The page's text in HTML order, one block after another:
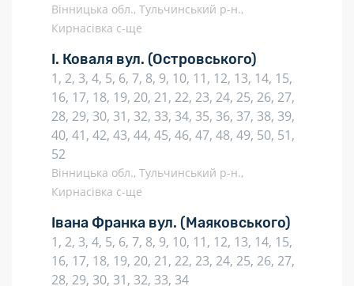
Вінницька обл., Тульчинський р-н.,
Кирнасівка с-ще
І. Коваля вул. (Островського)
1, 2, 3, 4, 5, 6, 7, 8, 9, 10, 11, 12, 13, 14, 15,
16, 17, 18, 19, 20, 21, 22, 23, 24, 25, 26, 27,
28, 29, 30, 31, 32, 33, 34, 35, 36, 37, 38, 39,
40, 41, 42, 43, 44, 45, 46, 47, 48, 49, 50, 51,
52
Вінницька обл., Тульчинський р-н.,
Кирнасівка с-ще
Івана Франка вул. (Маяковського)
1, 2, 3, 4, 5, 6, 7, 8, 9, 10, 11, 12, 13, 14, 15,
16, 17, 18, 19, 20, 21, 22, 23, 24, 25, 26, 27,
28, 29, 30, 31, 32, 33, 34